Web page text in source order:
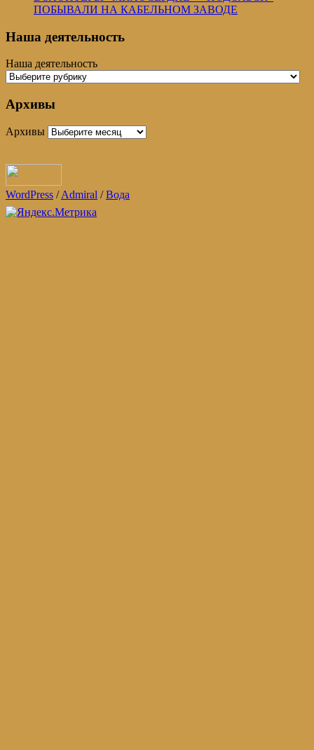
ПОБЫВАЛИ НА КАБЕЛЬНОМ ЗАВОДЕ
Наша деятельность
Наша деятельность
Архивы
Архивы
WordPress /Admiral /Вода